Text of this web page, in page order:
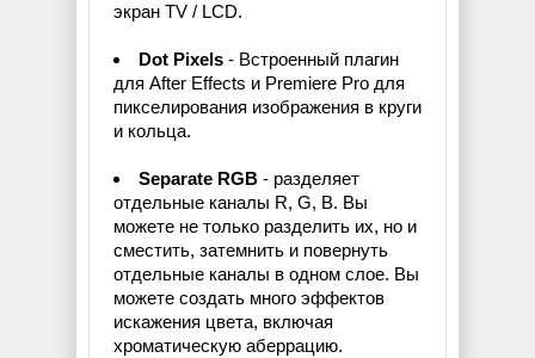
экран TV / LCD.
Dot Pixels - Встроенный плагин
для After Effects и Premiere Pro для
пикселирования изображения в круги
и кольца.
Separate RGB - разделяет
отдельные каналы R, G, B. Вы
можете не только разделить их, но и
сместить, затемнить и повернуть
отдельные каналы в одном слое. Вы
можете создать много эффектов
искажения цвета, включая
хроматическую аберрацию.